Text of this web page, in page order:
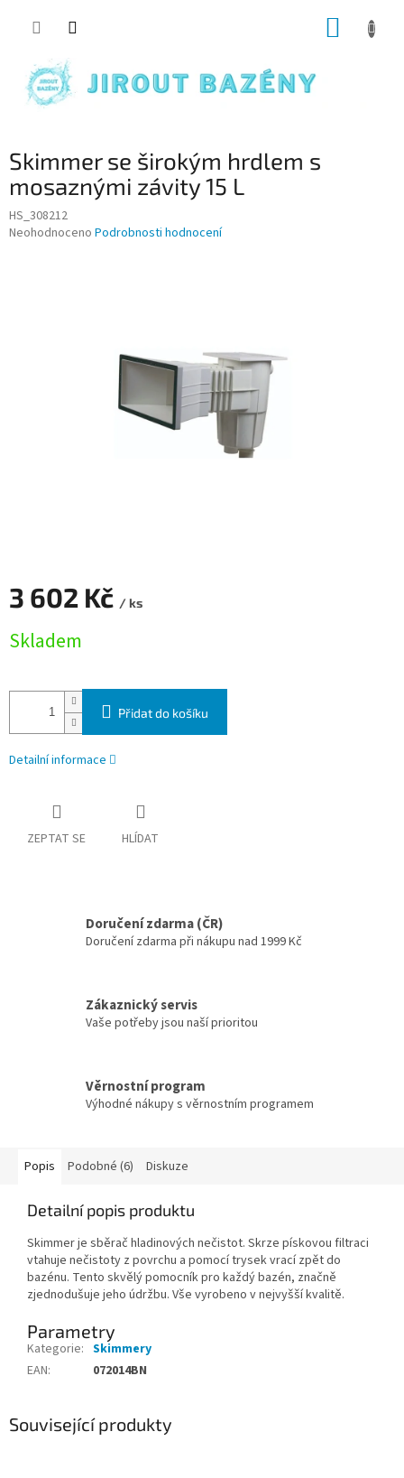
Skimmer se širokým hrdlem s
mosaznými závity 15 L
HS_308212
Průměrné hodnocení produktu je 0,0 z 5 hvězdiček.
Neohodnoceno Podrobnosti hodnocení
3 602 Kč / ks
Skladem
Přidat do košíku
Detailní informace
ZEPTAT SE HLÍDAT
Doručení zdarma (ČR)
Doručení zdarma při nákupu nad 1999 Kč
Zákaznický servis
Vaše potřeby jsou naší prioritou
Věrnostní program
Výhodné nákupy s věrnostním programem
Popis Podobné (6) Diskuze
Detailní popis produktu
Skimmer je sběrač hladinových nečistot. Skrze pískovou filtraci
vtahuje nečistoty z povrchu a pomocí trysek vrací zpět do
bazénu. Tento skvělý pomocník pro každý bazén, značně
zjednodušuje jeho údržbu. Vše vyrobeno v nejvyšší kvalitě.
Parametry
Kategorie: Skimmery
EAN: 072014BN
Související produkty